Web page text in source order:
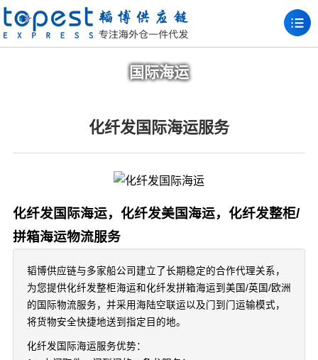
国际海运
化纤发国际海运服务
化纤发国际海运，化纤发美国海运，化纤发整柜/
拼箱海运物流服务
韬博供应链与多家船公司建立了长期稳定的合作代理关系，
为您提供化纤发整柜海运和化纤发拼箱海运到美国/英国/欧洲
的国际物流服务，并采用海陆空联运以及门到门运输模式，
将货物安全快捷地送到指定目的地。
化纤发国际海运服务优势：